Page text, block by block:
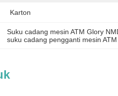
Karton
Suku cadang mesin ATM Glory
suku cadang pengganti mesin